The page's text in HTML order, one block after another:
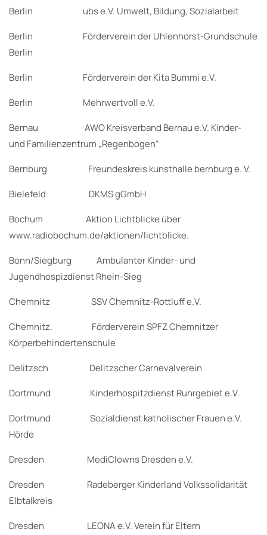
Berlin ubs e.V. Umwelt, Bildung, Sozialarbeit
Berlin Förderverein der Uhlenhorst-Grundschule
Berlin
Berlin Förderverein der Kita Bummi e.V.
Berlin Mehrwertvoll e.V.
Bernau AWO Kreisverband Bernau e.V. Kinder-
und Familienzentrum „Regenbogen“
Bernburg Freundeskreis kunsthalle bernburg e. V.
Bielefeld DKMS gGmbH
Bochum Aktion Lichtblicke über
www.radiobochum.de/aktionen/lichtblicke.
Bonn/Siegburg Ambulanter Kinder- und
Jugendhospizdienst Rhein-Sieg
Chemnitz SSV Chemnitz-Rottluff e.V.
Chemnitz. Förderverein SPFZ Chemnitzer
Körperbehindertenschule
Delitzsch Delitzscher Carnevalverein
Dortmund Kinderhospitzdienst Ruhrgebiet e.V.
Dortmund Sozialdienst katholischer Frauen e.V.
Hörde
Dresden MediClowns Dresden e.V.
Dresden Radeberger Kinderland Volkssolidarität
Elbtalkreis
Dresden LEONA e.V. Verein für Eltern